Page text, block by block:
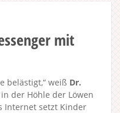
mit
belästigt,“ weiß Dr.
der Höhle der Löwen
Internet setzt Kinder